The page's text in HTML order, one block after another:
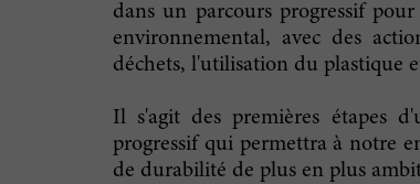
dans un parcours progressif
environnemental, avec des
déchets, l'utilisation du plastique
Il s'agit des premières étapes
progressif qui permettra à notre
de durabilité de plus en plus